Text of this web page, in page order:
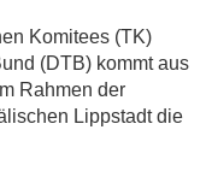
Komitees (TK)
(DTB) kommt aus
Rahmen der
Lippstadt die